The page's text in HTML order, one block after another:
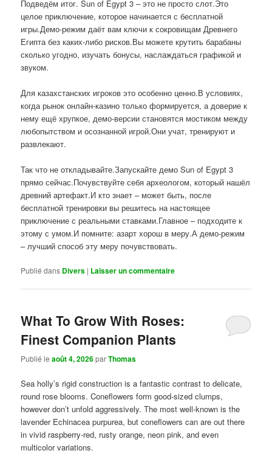
Подведём итог. Sun of Egypt 3 – это не просто слот.Это
целое приключение, которое начинается с бесплатной
игры.Демо-режим даёт вам ключи к сокровищам Древнего
Египта без каких-либо рисков.Вы можете крутить барабаны
сколько угодно, изучать бонусы, наслаждаться графикой и
звуком.
Для казахстанских игроков это особенно ценно.В условиях,
когда рынок онлайн-казино только формируется, а доверие к
нему ещё хрупкое, демо-версии становятся мостиком между
любопытством и осознанной игрой.Они учат, тренируют и
развлекают.
Так что не откладывайте.Запускайте демо Sun of Egypt 3
прямо сейчас.Почувствуйте себя археологом, который нашёл
древний артефакт.И кто знает – может быть, после
бесплатной тренировки вы решитесь на настоящее
приключение с реальными ставками.Главное – подходите к
этому с умом.И помните: азарт хорош в меру.А демо-режим
– лучший способ эту меру почувствовать.
Publié dans Divers | Laisser un commentaire
What To Grow With Roses:
Finest Companion Plants
Publié leaoût 4, 2026parThomas
Sea holly’s rigid construction is a fantastic contrast to delicate,
round rose blooms. Coneflowers form good-sized clumps,
however don’t unfold aggressively. The most well-known is the
lavender Echinacea purpurea, but coneflowers can are out there
in vivid raspberry-red, rusty orange, neon pink, and even
multicolor variations.